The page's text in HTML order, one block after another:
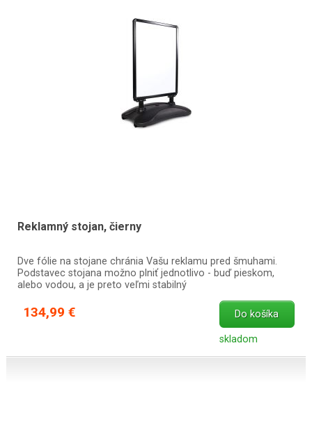
Reklamný stojan, čierny
Dve fólie na stojane chránia Vašu reklamu pred šmuhami.
Podstavec stojana možno plniť jednotlivo - buď pieskom,
alebo vodou, a je preto veľmi stabilný
134,99 € Do košíka
skladom